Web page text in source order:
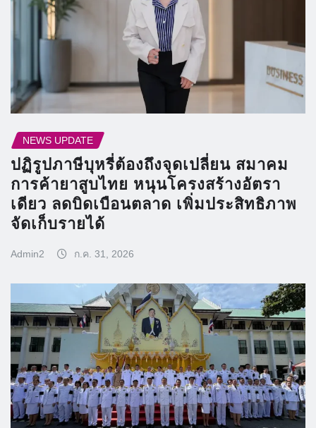
NEWS UPDATE
ปฏิรูปภาษีบุหรี่ต้องถึงจุดเปลี่ยน สมาคม
การค้ายาสูบไทย หนุนโครงสร้างอัตรา
เดียว ลดบิดเบือนตลาด เพิ่มประสิทธิภาพ
จัดเก็บรายได้
Admin2 ก.ค. 31, 2026